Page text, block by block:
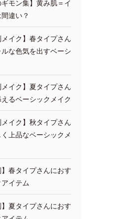
モン集】黄み肌＝イ
違い？
メイク】春タイプさん
な色気を出すベーシ
メイク】夏タイプさん
るベーシックメイク
メイク】秋タイプさん
上品なベーシックメ
】春タイプさんにおす
イテム
】夏タイプさんにおす